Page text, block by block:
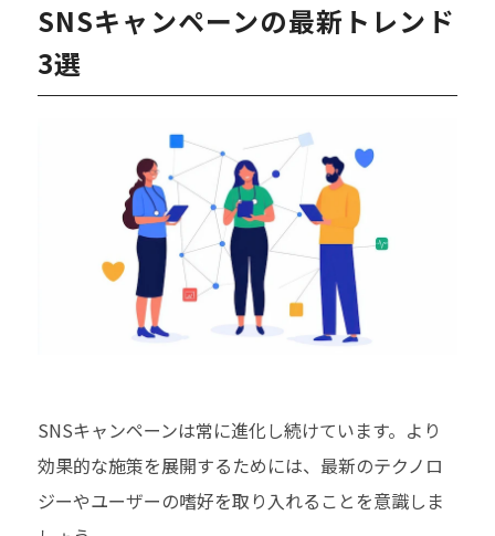
SNSキャンペーンの最新トレンド
3選
SNSキャンペーンは常に進化し続けています。より
効果的な施策を展開するためには、最新のテクノロ
ジーやユーザーの嗜好を取り入れることを意識しま